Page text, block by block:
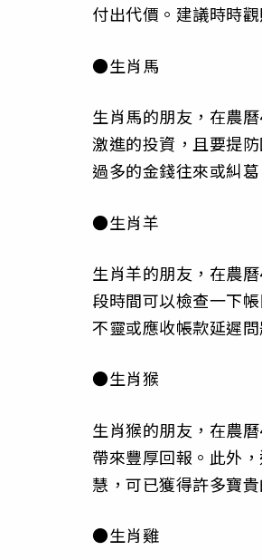
付出代價。建議時時
●生肖馬
生肖馬的朋友，在農
激進的投資，且要提
過多的金錢往來或糾
●生肖羊
生肖羊的朋友，在農
段時間可以檢查一下
不靈或應收帳款延遲
●生肖猴
生肖猴的朋友，在農
帶來豐厚回報。此外
慧，可已獲得許多寶
●生肖雞